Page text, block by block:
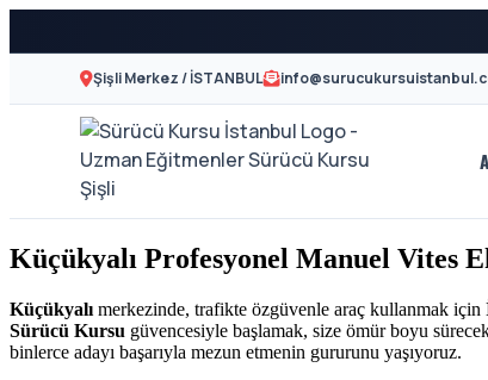
Şişli Merkez / İSTANBUL
Sürücü
Kursu
İstanbul
-
A2
Motor
Ehliyeti
ve
Özel
Küçükyalı Profesyonel Manuel Vites
Küçükyalı merkezinde, trafikte özgüvenle araç kullanmak için
Sürücü Kursu güvencesiyle başlamak, size ömür boyu
binlerce adayı başarıyla mezun etmenin gururunu yaşıyoruz.